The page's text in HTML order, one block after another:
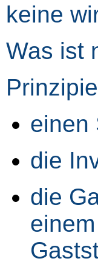
keine
Was ist
einen
die
die